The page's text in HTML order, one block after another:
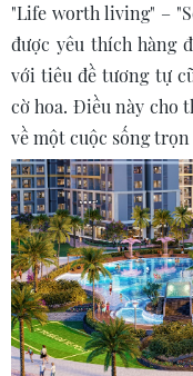
"Life worth living" –
được yêu thích hàng
với tiêu đề tương tự
cờ hoa. Điều này cho
về một cuộc sống